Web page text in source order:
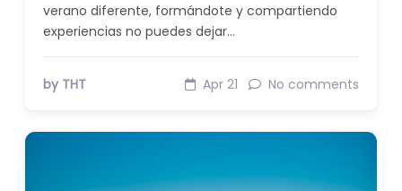
verano diferente, formándote y compartiendo
experiencias no puedes dejar…
by THT Apr 21 No comments